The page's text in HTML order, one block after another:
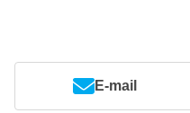
E-mail